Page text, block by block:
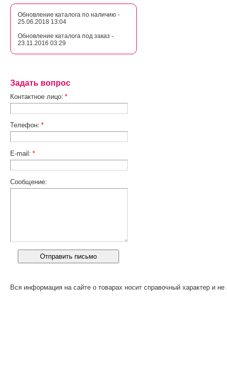
Обновление каталога по наличию -
25.06.2018 13:04
Обновление каталога под заказ -
23.11.2016 03:29
Задать вопрос
Контактное лицо: *
Телефон: *
E-mail: *
Сообщение:
Вся информация на сайте о товарах носит справочный характер и